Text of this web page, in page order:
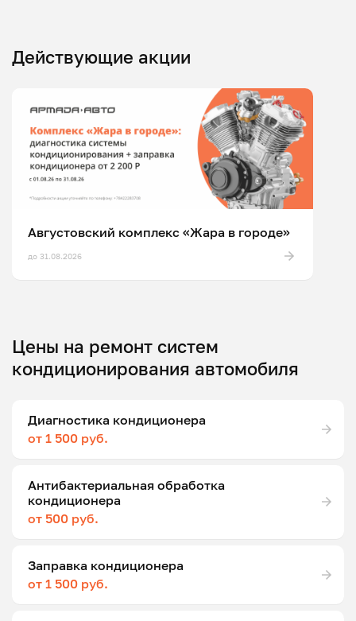
Действующие акции
Августовский комплекс «Жара в городе»
до 31.08.2026
Цены на ремонт систем
кондиционирования автомобиля
Диагностика кондиционера
от 1 500 руб.
Антибактериальная обработка
кондиционера
от 500 руб.
Заправка кондиционера
от 1 500 руб.